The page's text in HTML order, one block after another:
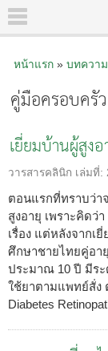
หน้าแรก» บทควา
คู่มือครอบครั
เยี่ยมบ้านผู้สูง
วารสารคลินิก เล่มที่:
ตอนแรกที่ทราบว่า
สูงอายุ เพราะคิด
เรื่อง แต่หลังจากเ
ศึกษาชายไทยคู่อา
ประมาณ 10 ปี มีร
ใช้ยาตามแพทย์สั่ง
Diabetes